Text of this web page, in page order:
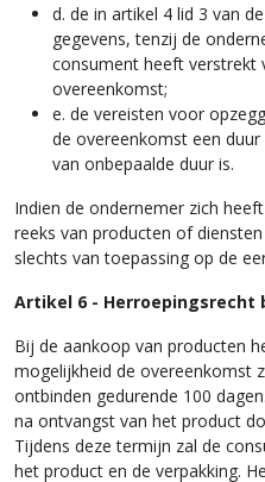
d. de in artikel 4 lid 3 van
gegevens, tenzij de
consument heeft verstrekt
overeenkomst;
e. de vereisten voor
de overeenkomst een
van onbepaalde duur is.
Indien de ondernemer zich
reeks van producten of
slechts van toepassing op de
Artikel 6 - Herroepingsrecht
Bij de aankoop van producten
mogelijkheid de overeenkomst
ontbinden gedurende 100
na ontvangst van het product
Tijdens deze termijn zal de
het product en de verpakking.